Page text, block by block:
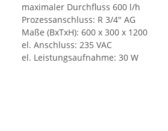
maximaler Durchfluss 600 l/h
Prozessanschluss: R 3/4" AG
Maße (BxTxH): 600 x 300 x 1200
el. Anschluss: 235 VAC
el. Leistungsaufnahme: 30 W